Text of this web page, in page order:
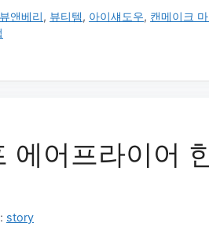
뷰앤베리, 뷰티템, 아이섀도우, 캔메이크
에어프라이어
story